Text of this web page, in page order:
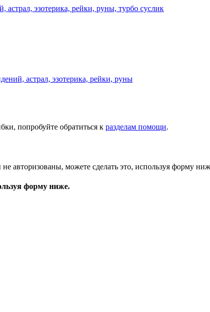
астрал, эзотерика, рейки, руны
попробуйте обратиться к разделам помощи.
авторизованы, можете сделать это, используя форму
форму ниже.